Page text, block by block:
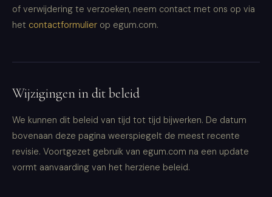
of verwijdering te verzoeken, neem contact met ons op via
het contactformulier op egum.com.
Wijzigingen in dit beleid
We kunnen dit beleid van tijd tot tijd bijwerken. De datum
bovenaan deze pagina weerspiegelt de meest recente
revisie. Voortgezet gebruik van egum.com na een update
vormt aanvaarding van het herziene beleid.